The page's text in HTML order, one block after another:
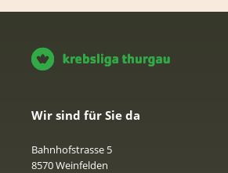
Wir sind für Sie da
Bahnhofstrasse 5
8570 Weinfelden